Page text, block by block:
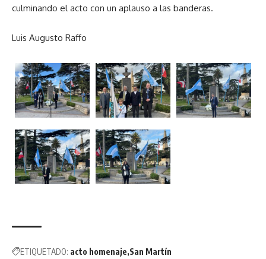
culminando el acto con un aplauso a las banderas.
Luis Augusto Raffo
ETIQUETADO: acto homenaje San Martín